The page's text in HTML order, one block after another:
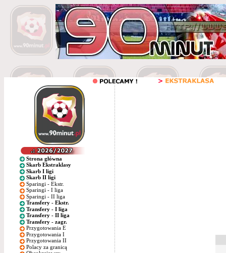
Strona główna
Skarb Ekstraklasy
Skarb I ligi
Skarb II ligi
Sparingi - Ekstr.
Sparingi - I liga
Sparingi - II liga
Transfery - Ekstr.
Transfery - I liga
Transfery - II liga
Transfery - zagr.
Przygotowania E
Przygotowania I
Przygotowania II
Polacy za granicą